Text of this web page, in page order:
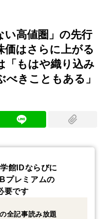
い高値圏」の先行
価はさらに上がる
もはや織り込み
きこともある」
館IDならびに
プレミアムの
要です
全記事読み放題